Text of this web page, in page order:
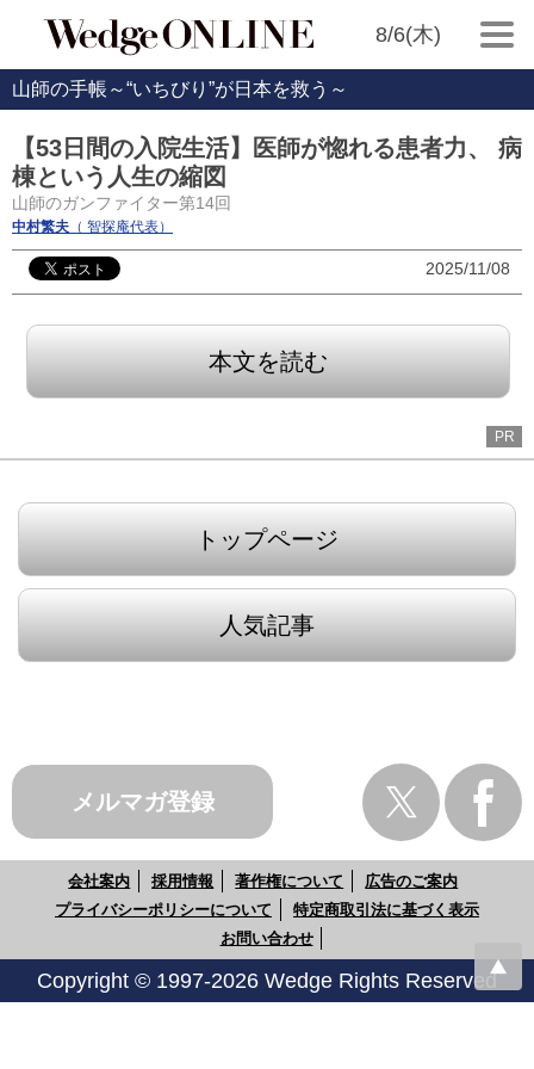
8/6(木)
山師の手帳～“いちびり”が日本を救う～
【53日間の入院生活】医師が惚れる患者力、 病
棟という人生の縮図
山師のガンファイター第14回
中村繁夫 （ 智探庵代表）
2025/11/08
本文を読む
PR
トップページ
人気記事
メルマガ登録
会社案内 採用情報 著作権について
広告のご案内
プライバシーポリシーについて
特定商取引法に基づく表示
お問い合わせ
Copyright © 1997-2026 Wedge Rights Reserved